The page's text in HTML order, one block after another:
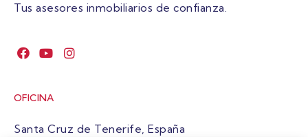
Tus asesores inmobiliarios de confianza.
OFICINA
Santa Cruz de Tenerife, España